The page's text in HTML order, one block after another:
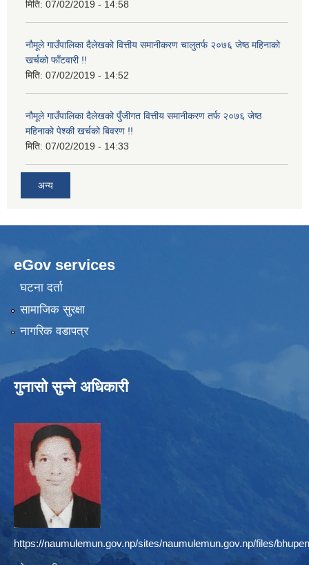
मिति: 07/02/2019 - 14:58
नौमूले गाउँपालिका दैलेखको वित्तीय समानीकरण चालुतर्फ २०७६ जेष्ठ महिनाको
खर्चको फाँटवारी !!
मिति: 07/02/2019 - 14:52
नौमूले गाउँपालिका दैलेखको पुँजीगत वित्तीय समानीकरण तर्फ २०७६ जेष्ठ
महिनाको पेश्की खर्चको बिवरण !!
मिति: 07/02/2019 - 14:33
अन्य
eGov services
घटना दर्ता
सामाजिक सुरक्षा
नागरिक वडापत्र
गुनासो सुन्ने अधिकारी
https://naumulemun.gov.np/sites/naumulemun.gov.np/files/